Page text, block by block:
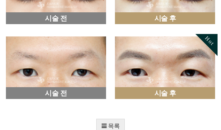
시술 전 시술 후
Hot
시술 전 시술 후
목록